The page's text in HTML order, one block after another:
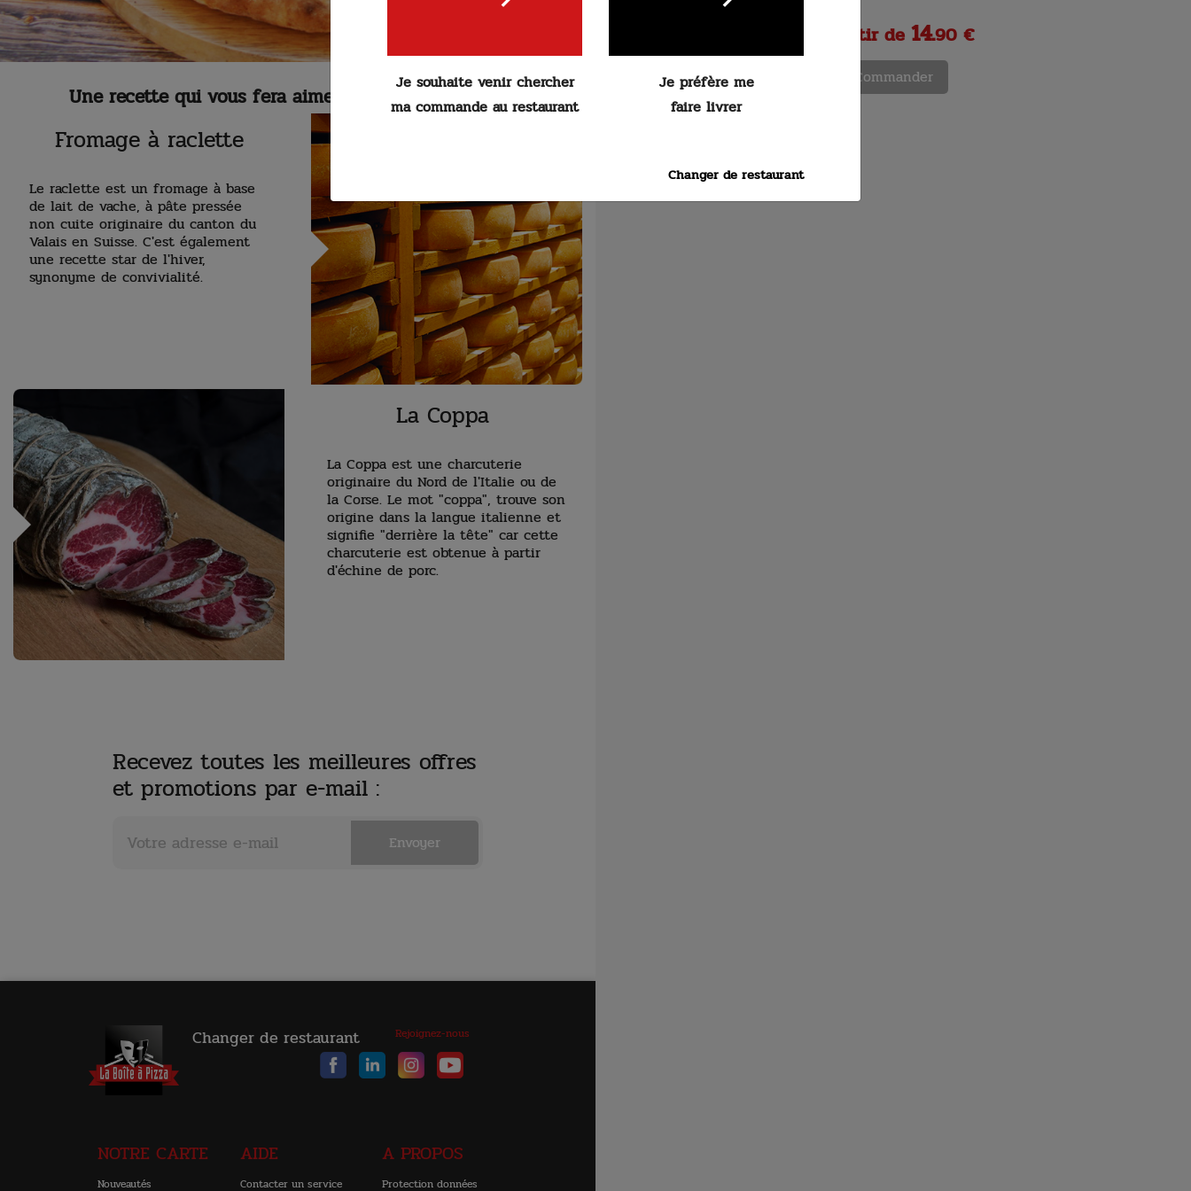
Une recette qui vous fera aimer l'hiver toute l'année !
Fromage à raclette
Le raclette est un fromage à base
de lait de vache, à pâte pressée
non cuite originaire du canton du
Valais en Suisse. C'est également
une recette star de l'hiver,
synonyme de convivialité.
La Coppa
La Coppa est une charcuterie
originaire du Nord de l'Italie ou de
la Corse. Le mot "coppa", trouve son
origine dans la langue italienne et
signifie "derrière la tête" car cette
charcuterie est obtenue à partir
d'échine de porc.
Recevez toutes les meilleures offres
et promotions par e-mail :
Changer de restaurant
NOTRE CARTE
Nouveautés
AIDE
Contacter un service
A PROPOS
Protection données
Rejoignez-nous
Je souhaite venir chercher
ma commande au restaurant
Je préfère me
faire livrer
Changer de restaurant
A partir de 14.90 €
Commander